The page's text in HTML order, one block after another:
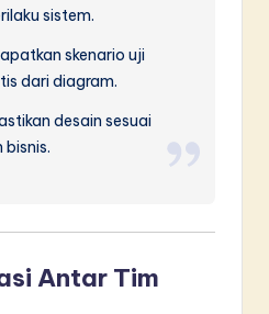
sistem.
skenario uji
dari diagram.
desain sesuai
Antar Tim